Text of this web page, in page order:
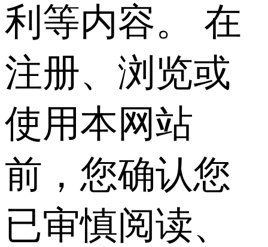
利等内容。 在
注册、浏览或
使用本网站
前，您确认您
已审慎阅读、